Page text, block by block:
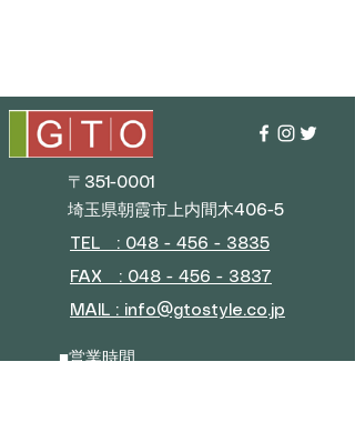
〒351-0001
埼玉県朝霞市上内間木406-5
TEL : 048 - 456 - 3835​
FAX : 048 - 456 - 3837
MAIL : info@gtostyle.co.jp
■営業時間